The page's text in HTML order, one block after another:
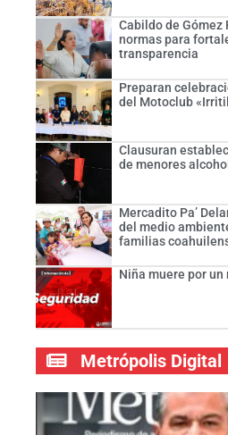
Cabildo de Gómez
normas para
transparencia
Preparan
del Motoclub
Clausuran
de menores
Mercadito Pa’
del medio
familias
Niña muere por un
Metrópolis Digital